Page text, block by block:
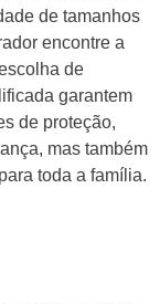
de tamanhos
encontre a
de
garantem
de proteção,
mas também
toda a família.